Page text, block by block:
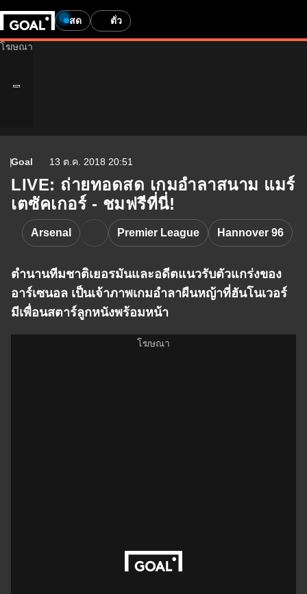
สด ตั๋ว
Goal 13 ต.ค. 2018 20:51
LIVE: ถ่ายทอดสด เกมอำลาสนาม แมร์
เตซัคเกอร์ - ชมฟรีที่นี่!
Arsenal Premier League Hannover 96
ตำนานทีมชาติเยอรมันและอดีตแนวรับตัวแกร่งของ
อาร์เซนอล เป็นเจ้าภาพเกมอำลาผืนหญ้าที่ฮันโนเวอร์
มีเพื่อนสตาร์ลูกหนังพร้อมหน้า